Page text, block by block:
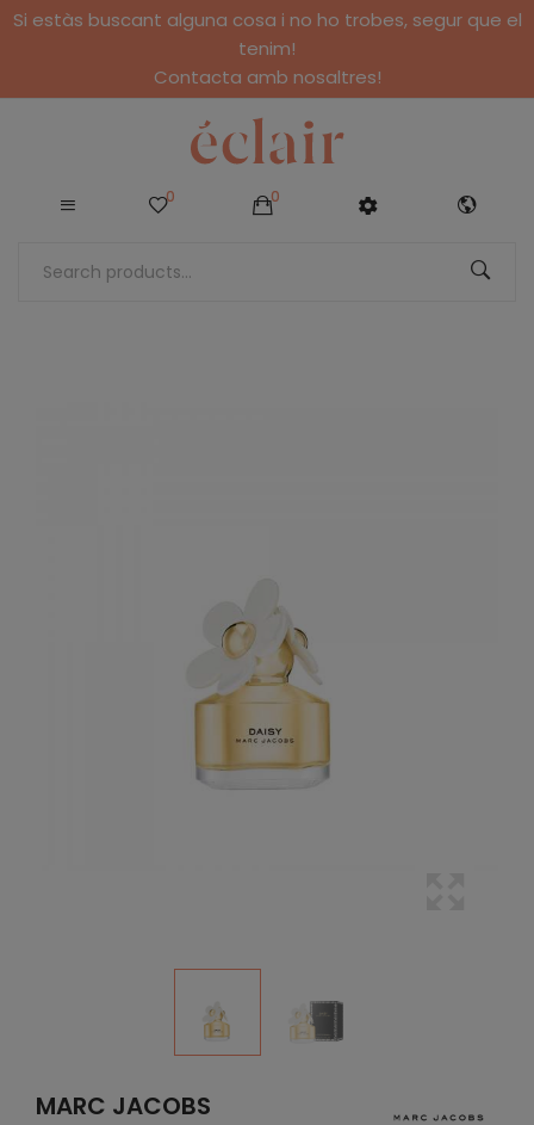
Si estàs buscant alguna cosa i no ho trobes, segur que el
tenim!
Contacta amb nosaltres!
0 0
MARC JACOBS